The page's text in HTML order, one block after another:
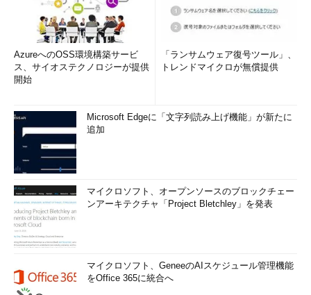
AzureへのOSS環境構築サービ
ス、サイオステクノロジーが提供
開始
「ランサムウェア復号ツール」、
トレンドマイクロが無償提供
Microsoft Edgeに「文字列読み上げ機能」が新たに
追加
マイクロソフト、オープンソースのブロックチェー
ンアーキテクチャ「Project Bletchley」を発表
マイクロソフト、GeneeのAIスケジュール管理機能
をOffice 365に統合へ